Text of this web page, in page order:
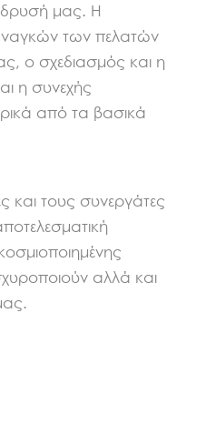
μας. Η
των πελατών
ο σχεδιασμός και η
η συνεχής
από τα βασικά
και τους συνεργάτες
αλλά και